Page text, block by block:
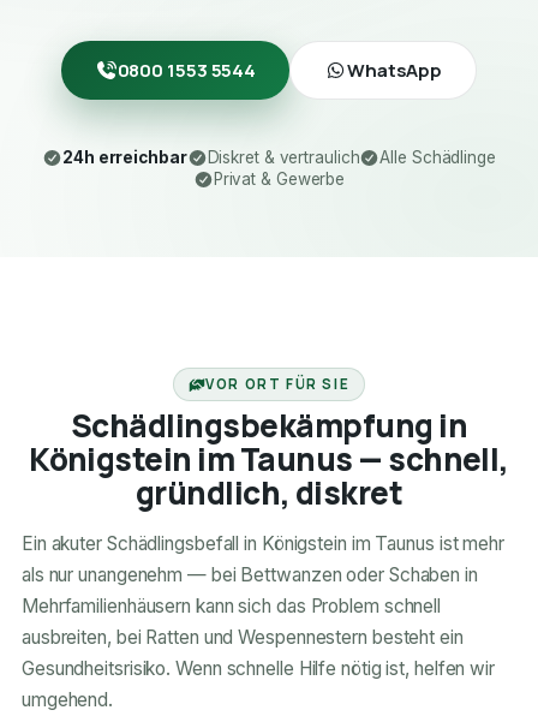
0800 1553 5544 WhatsApp
24h erreichbar Diskret & vertraulich
Alle Schädlinge
Privat & Gewerbe
VOR ORT FÜR SIE
Schädlingsbekämpfung in
Königstein im Taunus — schnell,
gründlich, diskret
Ein akuter Schädlingsbefall in Königstein im Taunus ist mehr
als nur unangenehm — bei Bettwanzen oder Schaben in
Mehrfamilienhäusern kann sich das Problem schnell
ausbreiten, bei Ratten und Wespennestern besteht ein
Gesundheitsrisiko. Wenn schnelle Hilfe nötig ist, helfen wir
umgehend.